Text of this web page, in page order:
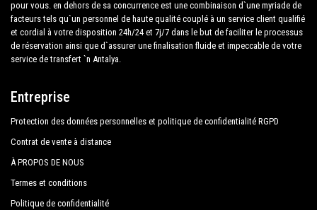
nos conditions économiques. Nos clients sont notre
priorité absolue et profiteront de voitures équipées
tout confort et d'un personnel digne de leur métier.
Notre entreprise a une excellente réputation dans la
ville d'Antalya grâce au professionnalisme des
services offerts et à l'expérience acquise dans le
domaine depuis des années.
Nous offrons un maximum de confort et de soutien
au client pendant ses vacances à Titreyengol.
Paloma Orenda Resort
Pegasos World Hotel
Q Garden
Sueno Hotels Beach Side
Sunwing Side Beach
pour vous. en dehors de sa concurrence est une combinaison d`une myriade de
facteurs tels qu`un personnel de haute qualité couplé à un service client qualifié
et cordial à votre disposition 24h/24 et 7j/7 dans le but de faciliter le processus
de réservation ainsi que d`assurer une finalisation fluide et impeccable de votre
service de transfert `n Antalya.
Entreprise
Protection des données personnelles et politique de confidentialité RGPD
Contrat de vente à distance
À PROPOS DE NOUS
Termes et conditions
Politique de confidentialité